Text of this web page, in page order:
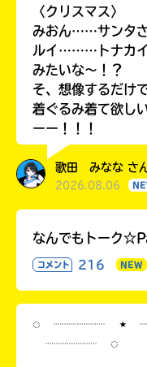
〈クリスマス〉
みおん……サンタさ
ルイ………トナカイ
みたいな〜！？
そ、想像するだけ
着ぐるみ着て欲し
ーー！！！
歌田 みなな さ
2026.08.06
なんでもトーク
コメント 216 NEW
◌ ┈┈┈┈ ⋆
┈┈┈┈ ◌